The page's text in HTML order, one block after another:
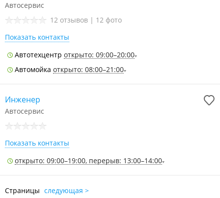
Автосервис
12 отзывов | 12 фото
Показать контакты
Автотехцентр открыто: 09:00–20:00
Автомойка открыто: 08:00–21:00
Инженер
Автосервис
Показать контакты
открыто: 09:00–19:00, перерыв: 13:00–14:00
Страницы следующая >